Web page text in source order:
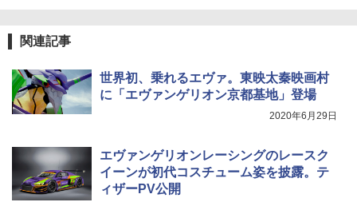
関連記事
世界初、乗れるエヴァ。東映太秦映画村
に「エヴァンゲリオン京都基地」登場
2020年6月29日
エヴァンゲリオンレーシングのレースク
イーンが初代コスチューム姿を披露。テ
ィザーPV公開